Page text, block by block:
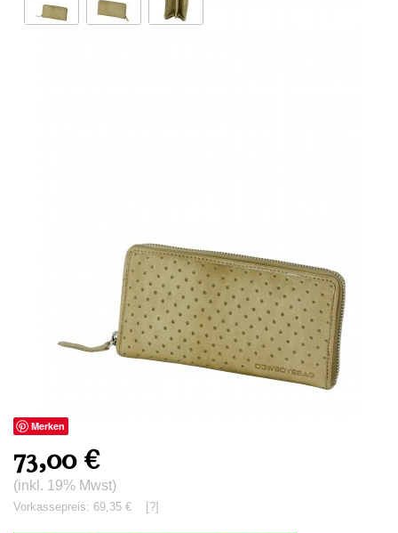
Merken
73,00 €
(inkl. 19% Mwst)
Vorkassepreis: 69,35 € [?]